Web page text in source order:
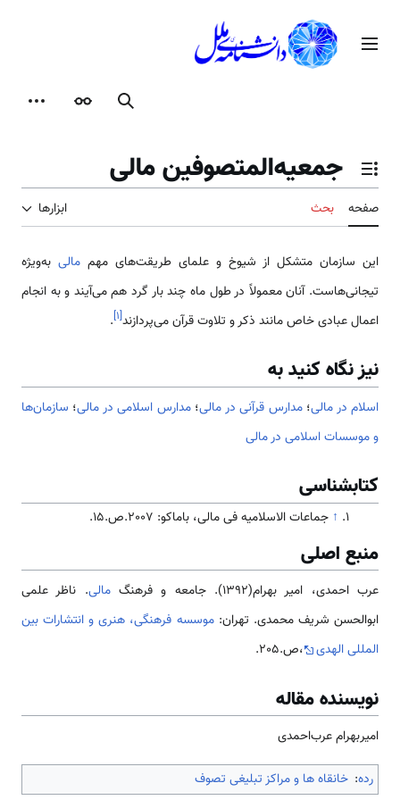
محتوامنوی اصلی
جستجوظاهر
تغییر وضعیت فهرست محتویات
جمعیه‌المتصوفین مالی
صفحه بحث ابزارها
این سازمان متشکل از شیوخ و علمای طریقت‌های مهم مالی به‌ویژه
تیجانی‌هاست. آنان معمولاً در طول ماه چند بار گرد هم می‌آیند و به انجام
اعمال عبادی خاص مانند ذکر و تلاوت قرآن می‌پردازند[۱]
.
نیز نگاه کنید به
اسلام در مالی؛مدارس قرآنی در مالی؛مدارس اسلامی در مالی؛ سازمان‌ها
و موسسات اسلامی در مالی
کتابشناسی
↑ جماعات الاسلاميه فی مالی، باماكو: 2007.ص.15.
منبع اصلی
عرب احمدی، امیر بهرام(1392). جامعه و فرهنگ مالی. ناظر علمی
ابوالحسن شریف محمدی. تهران:موسسه فرهنگی، هنری و انتشارات بین
المللی الهدی
،ص.205.
نویسنده مقاله
امیربهرام‌ عرب‌احمدی
رده: خانقاه ها و مراکز تبلیغی تصوف